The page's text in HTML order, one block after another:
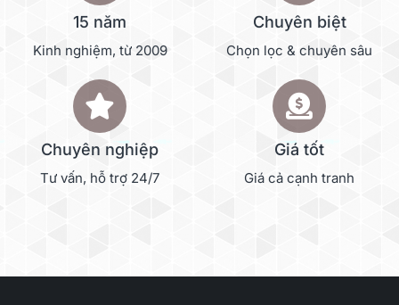
15 năm
Kinh nghiệm, từ 2009
Chuyên biệt
Chọn lọc & chuyên sâu
Chuyên nghiệp
Tư vấn, hỗ trợ 24/7
Giá tốt
Giá cả cạnh tranh